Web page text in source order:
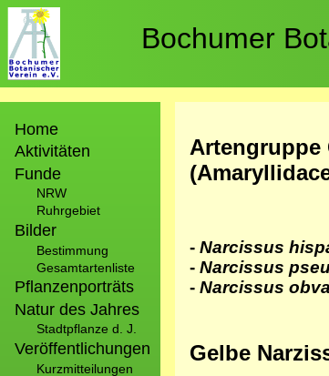
Direkt
zum
Inhalt
Bochumer
Home
Aktivitäten
Funde
NRW
Ruhrgebiet
Bilder
Bestimmung
Gesamtartenliste
Pflanzenporträts
Natur des Jahres
Stadtpflanze d. J.
Veröffentlichungen
Kurzmitteilungen
Artengruppe
- Narcissus
- Narcissus
- Narcissus
Gelbe